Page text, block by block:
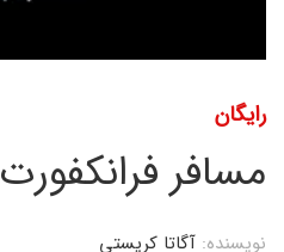
رایگان
مسافر فرانکفورت
نویسنده: آگاتا کریستی